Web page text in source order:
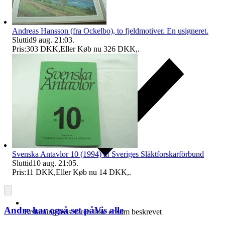
Erstatning hvis varen ikke er som beskrevet
Andreas Hansson (fra Ockelbo), to fjeldmotiver. En usigneret.
Sluttid9 aug. 21:03.
Pris:303 DKK,Eller Køb nu 326 DKK,.
Svenska Antavlor 10 (1994) af Sveriges Släktforskarförbund
Sluttid10 aug. 21:05.
Pris:11 DKK,Eller Køb nu 14 DKK,.
Andre har også set påVis alle